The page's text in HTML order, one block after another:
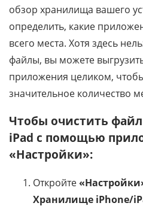
обзор хранилища вашего
определить, какие
всего места. Хотя здесь
файлы, вы можете
приложения целиком,
значительное количество
Чтобы очистить
iPad с помощью
«Настройки»:
Откройте
Хранилище iPhone/